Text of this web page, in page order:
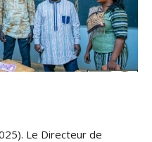
Le Directeur de